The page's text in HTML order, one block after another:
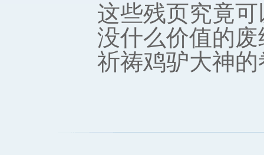
这些残页究竟
没什么价值的
祈祷鸡驴大神